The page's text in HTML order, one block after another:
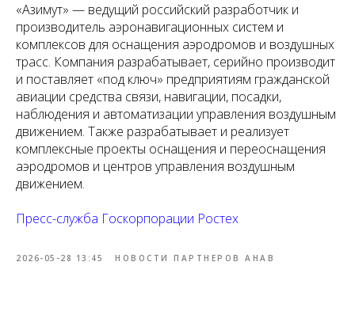
«Азимут» — ведущий российский разработчик и
производитель аэронавигационных систем и
комплексов для оснащения аэродромов и воздушных
трасс. Компания разрабатывает, серийно производит
и поставляет «под ключ» предприятиям гражданской
авиации средства связи, навигации, посадки,
наблюдения и автоматизации управления воздушным
движением. Также разрабатывает и реализует
комплексные проекты оснащения и переоснащения
аэродромов и центров управления воздушным
движением.
Пресс-служба Госкорпорации Ростех
2026-05-28 13:45 НОВОСТИ ПАРТНЕРОВ АНАВ